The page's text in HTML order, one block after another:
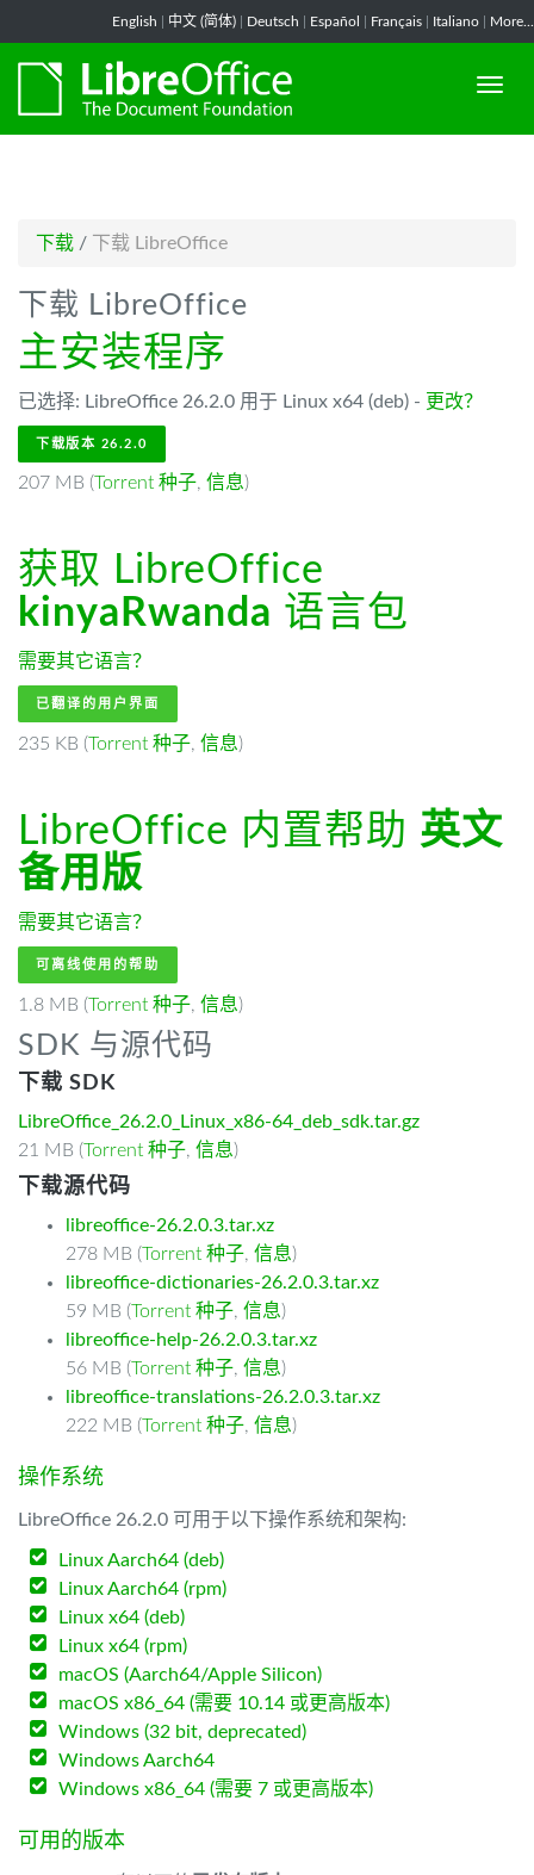
English 中文 (简体) Deutsch Español Français Italiano More...
下载 / 下载 LibreOffice
下载 LibreOffice
主安装程序
已选择: LibreOffice 26.2.0 用于 Linux x64 (deb) - 更改？
下载版本 26.2.0
207 MB (Torrent 种子, 信息)
获取 LibreOffice
kinyaRwanda 语言包
需要其它语言？
已翻译的用户界面
235 KB (Torrent 种子, 信息)
LibreOffice 内置帮助 英文
备用版
需要其它语言？
可离线使用的帮助
1.8 MB (Torrent 种子, 信息)
SDK 与源代码
下载 SDK
LibreOffice_26.2.0_Linux_x86-64_deb_sdk.tar.gz
21 MB (Torrent 种子, 信息)
下载源代码
libreoffice-26.2.0.3.tar.xz
278 MB (Torrent 种子, 信息)
libreoffice-dictionaries-26.2.0.3.tar.xz
59 MB (Torrent 种子, 信息)
libreoffice-help-26.2.0.3.tar.xz
56 MB (Torrent 种子, 信息)
libreoffice-translations-26.2.0.3.tar.xz
222 MB (Torrent 种子, 信息)
操作系统
LibreOffice 26.2.0 可用于以下操作系统和架构:
Linux Aarch64 (deb)
Linux Aarch64 (rpm)
Linux x64 (deb)
Linux x64 (rpm)
macOS (Aarch64/Apple Silicon)
macOS x86_64 (需要 10.14 或更高版本)
Windows (32 bit, deprecated)
Windows Aarch64
Windows x86_64 (需要 7 或更高版本)
可用的版本